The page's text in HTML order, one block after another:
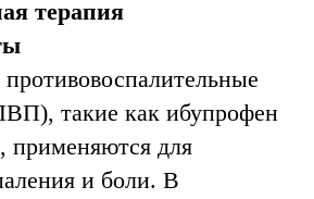
терапия
такие как ибупрофен
применяются для
и боли. В